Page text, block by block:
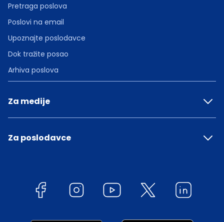
Pretraga poslova
Poslovi na email
Upoznajte poslodavce
Dok tražite posao
Arhiva poslova
Za medije
Za poslodavce